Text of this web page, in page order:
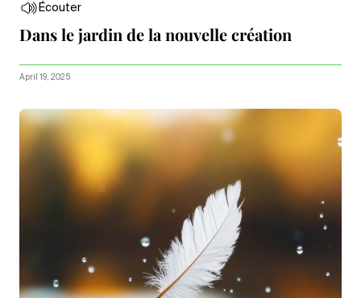
Écouter
Dans le jardin de la nouvelle création
April 19, 2025